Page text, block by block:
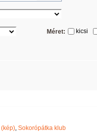
Méret: kicsi
(kép), Sokorópátka klub